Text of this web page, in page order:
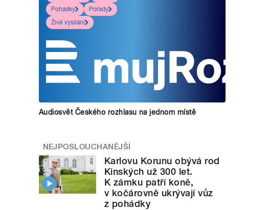
Pohádky
Pořady
Živé vysílání
Audiosvět Českého rozhlasu na jednom místě
NEJPOSLOUCHANĚJŠÍ
Karlovu Korunu obývá rod
Kinských už 300 let.
K zámku patří koně,
v kočárovně ukrývají vůz
z pohádky